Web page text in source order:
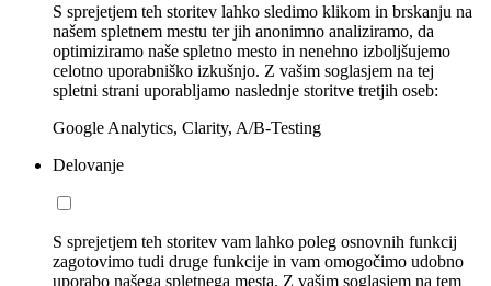
S sprejetjem teh storitev lahko sledimo klikom in brskanju na
našem spletnem mestu ter jih anonimno analiziramo, da
optimiziramo naše spletno mesto in nenehno izboljšujemo
celotno uporabniško izkušnjo. Z vašim soglasjem na tej
spletni strani uporabljamo naslednje storitve tretjih oseb:
Google Analytics, Clarity, A/B-Testing
Delovanje
S sprejetjem teh storitev vam lahko poleg osnovnih funkcij
zagotovimo tudi druge funkcije in vam omogočimo udobno
uporabo našega spletnega mesta. Z vašim soglasjem na tem